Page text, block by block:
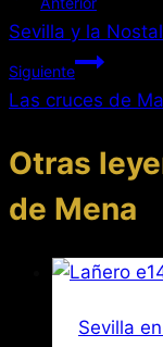
entrada:
de
entradas
Sevilla y la
Siguiente
Las cruces de
Otras
de Mena
Sevilla